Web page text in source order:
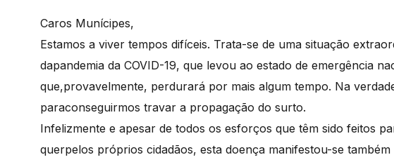
Caros Munícipes,
Estamos a viver tempos difíceis. Trata-se de uma situação
dapandemia da COVID-19, que levou ao estado de emergência
que,provavelmente, perdurará por mais algum tempo. Na
paraconseguirmos travar a propagação do surto.
Infelizmente e apesar de todos os esforços que têm sido feitos
querpelos próprios cidadãos, esta doença manifestou-se